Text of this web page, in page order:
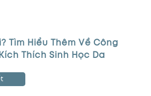
Tìm Hiểu Thêm Về Công
Thích Sinh Học Da